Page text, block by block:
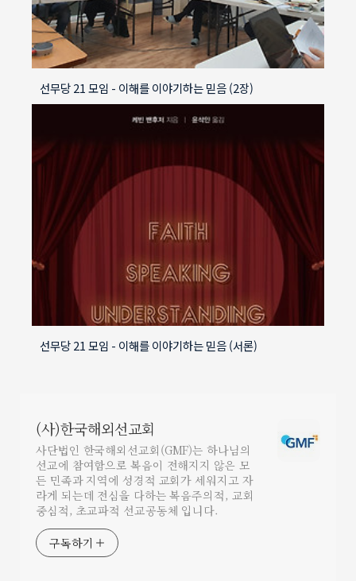
선무당 21 모임 - 이해를 이야기하는 믿음 (2장)
선무당 21 모임 - 이해를 이야기하는 믿음 (서론)
(사)한국해외선교회
사단법인 한국해외선교회(GMF)는 하나님의
선교에 참여함으로 복음이 전해지지 않은 모
든 민족과 지역에 성경적 교회가 세워지고 자
라게 되는데 전심을 다하는 복음주의적, 교회
중심적, 초교파적 선교공동체 입니다.
구독하기